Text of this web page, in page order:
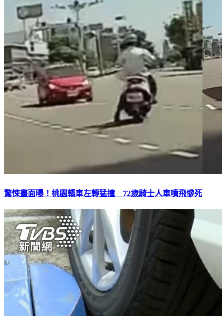
驚悚畫面曝！桃園轎車左轉猛撞 72歲騎士人車噴飛慘死